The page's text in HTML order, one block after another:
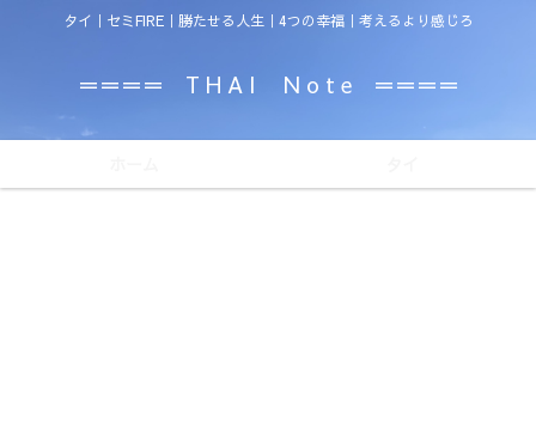
タイ｜セミFIRE｜勝たせる人生｜4つの幸福｜考えるより感じろ
＝＝＝＝ T H A I N o t e ＝＝＝＝